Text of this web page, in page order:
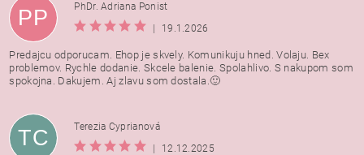
PP
PhDr. Adriana Ponist
|
19.1.2026
Predajcu odporucam. Ehop je skvely. Komunikuju hned. Volaju. Bex
problemov. Rychle dodanie. Skcele balenie. Spolahlivo. S nakupom som
spokojna. Dakujem. Aj zlavu som dostala.🙂
TC
Terezia Cyprianová
|
12.12.2025